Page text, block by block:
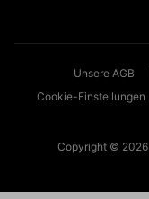
Unsere AGB
Cookie-Einstellungen
Copyright © 2026